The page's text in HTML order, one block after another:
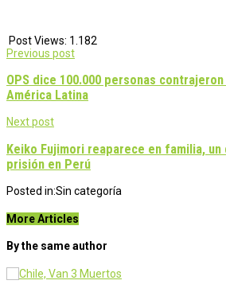
Post Views: 1.182
Post
navigation
Previous post
OPS dice 100.000 personas contrajeron
América Latina
Next post
Keiko Fujimori reaparece en familia,
prisión en Perú
Posted in:Sin categoría
More Articles
By the same author